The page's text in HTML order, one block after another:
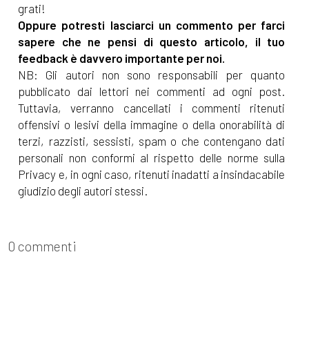
grati!
Oppure potresti lasciarci un commento per farci
sapere che ne pensi di questo articolo, il tuo
feedback è davvero importante per noi.
NB: Gli autori non sono responsabili per quanto
pubblicato dai lettori nei commenti ad ogni post.
Tuttavia, verranno cancellati i commenti ritenuti
offensivi o lesivi della immagine o della onorabilità di
terzi, razzisti, sessisti, spam o che contengano dati
personali non conformi al rispetto delle norme sulla
Privacy e, in ogni caso, ritenuti inadatti a insindacabile
giudizio degli autori stessi.
0 commenti